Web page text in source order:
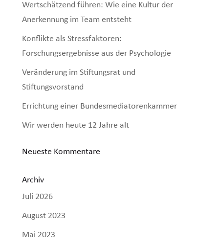
Wertschätzend führen: Wie eine Kultur der
Anerkennung im Team entsteht
Konflikte als Stressfaktoren:
Forschungsergebnisse aus der Psychologie
Veränderung im Stiftungsrat und
Stiftungsvorstand
Errichtung einer Bundesmediatorenkammer
Wir werden heute 12 Jahre alt
Neueste Kommentare
Archiv
Juli 2026
August 2023
Mai 2023